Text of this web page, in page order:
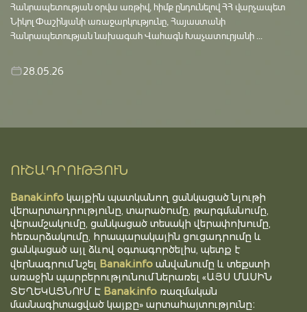
Հանրապետության օրվա առթիվ, հիմք ընդունելով ՀՀ վարչապետ
Նիկոլ Փաշինյանի առաջարկությունը, Հայաստանի
Հանրապետության նախագահ Վահագն Խաչատուրյանի ...
28.05.26
ՈՒՇԱԴՐՈՒԹՅՈՒՆ
Banak.info կայքին պատկանող ցանկացած նյութի
վերարտադրությունը, տարածումը, թարգմանումը,
վերամշակումը, ցանկացած տեսակի վերափոխումը,
հեռարձակումը, հրապարակային ցուցադրումը և
ցանկացած այլ ձևով օգտագործելիս, պետք է
վերնագրում նշել Banak.info անվանումը և տեքստի
առաջին պարբերությունում ներառել «ԱՅՍ ՄԱՍԻՆ
ՏԵՂԵԿԱՑՆՈՒՄ Է Banak.info ռազմական
մասնագիտացված կայքը» արտահայտությունը։